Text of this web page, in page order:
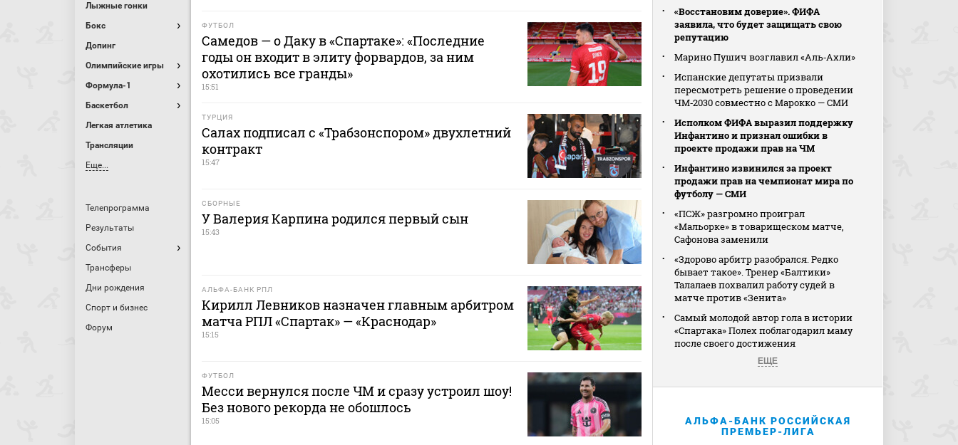
Лыжные гонки
Бокс
Допинг
Олимпийские игры
Формула-1
Баскетбол
Легкая атлетика
Трансляции
Еще...
Телепрограмма
Результаты
События
Трансферы
Дни рождения
Спорт и бизнес
Форум
ФУТБОЛ
Самедов — о Даку в «Спартаке»: «Последние
годы он входит в элиту форвардов, за ним
охотились все гранды»
15:51
ТУРЦИЯ
Салах подписал с «Трабзонспором» двухлетний
контракт
15:47
СБОРНЫЕ
У Валерия Карпина родился первый сын
15:43
АЛЬФА-БАНК РПЛ
Кирилл Левников назначен главным арбитром
матча РПЛ «Спартак» — «Краснодар»
15:15
ФУТБОЛ
Месси вернулся после ЧМ и сразу устроил шоу!
Без нового рекорда не обошлось
15:05
«Восстановим доверие». ФИФА
заявила, что будет защищать свою
репутацию
Марино Пушич возглавил «Аль‑Ахли»
Испанские депутаты призвали
пересмотреть решение о проведении
ЧМ‑2030 совместно с Марокко — СМИ
Исполком ФИФА выразил поддержку
Инфантино и признал ошибки в
проекте продажи прав на ЧМ
Инфантино извинился за проект
продажи прав на чемпионат мира по
футболу — СМИ
«ПСЖ» разгромно проиграл
«Мальорке» в товарищеском матче,
Сафонова заменили
«Здорово арбитр разобрался. Редко
бывает такое». Тренер «Балтики»
Талалаев похвалил работу судей в
матче против «Зенита»
Самый молодой автор гола в истории
«Спартака» Полех поблагодарил маму
после своего достижения
ЕЩЕ
АЛЬФА-БАНК РОССИЙСКАЯ
ПРЕМЬЕР-ЛИГА